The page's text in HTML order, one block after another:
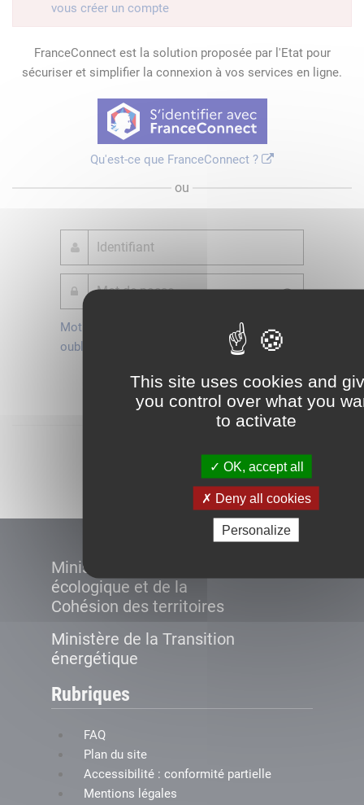
This site uses cookies and
you control over what you
to activate
OK, accept all
Deny all cookies
Personalize
vous créer un compte
FranceConnect est la solution proposée par l'Etat pour
sécuriser et simplifier la connexion à vos services en ligne.
Qu'est-ce que FranceConnect ?
ou
Mot de passe
oublié ?
Je crée mon
compte
Connexion
Ministère de la Transition
écologique et de la
Cohésion des territoires
Ministère de la Transition
énergétique
Rubriques
FAQ
Plan du site
Accessibilité : conformité partielle
Mentions légales